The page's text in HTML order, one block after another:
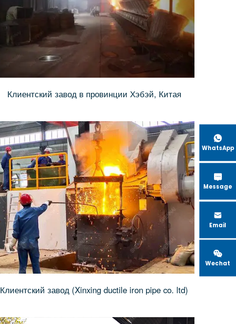

WhatsApp

Message

Email

Wechat
Клиентский завод в провинции Хэбэй, Китая
Клиентский завод (Xinxing ductile iron pipe co. ltd)